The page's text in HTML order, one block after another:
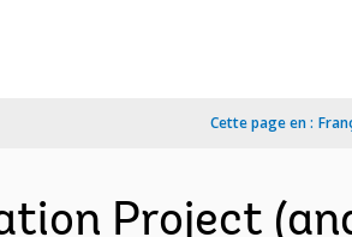
Cette page en :
Project